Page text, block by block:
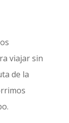
viajar sin
de la
.